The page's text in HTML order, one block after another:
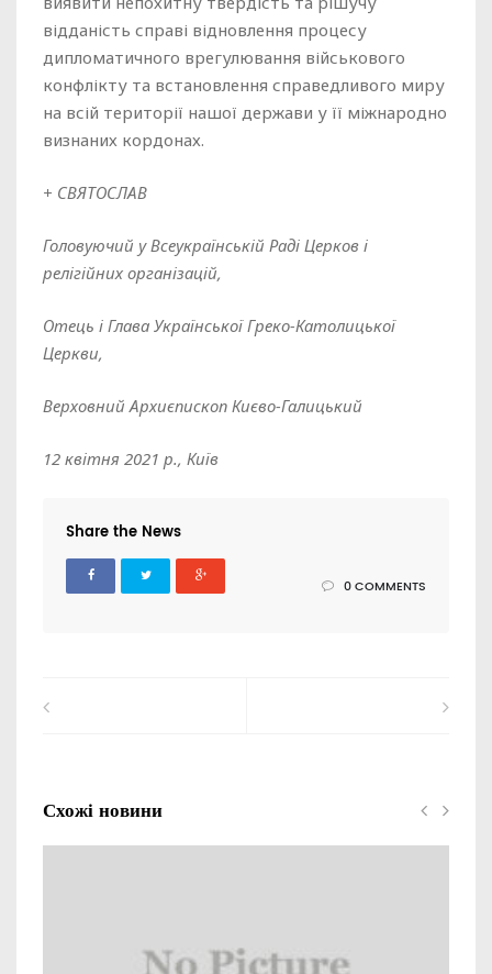
відданість справі відновлення процесу
дипломатичного врегулювання військового
конфлікту та встановлення справедливого миру
на всій території нашої держави у її міжнародно
визнаних кордонах.
+ СВЯТОСЛАВ
Головуючий у Всеукраїнській Раді Церков і
релігійних організацій,
Отець і Глава Української Греко-Католицької
Церкви,
Верховний Архиєпископ Києво-Галицький
12 квітня 2021 р., Київ
Share the News
0 COMMENTS
Схожі новини